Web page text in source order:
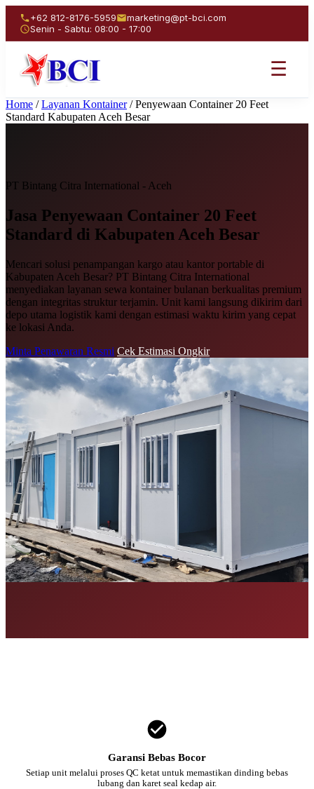
+62 812-8176-5959
marketing@pt-bci.com
Senin - Sabtu: 08:00 - 17:00
☰
Home / Layanan Kontainer / Penyewaan Container 20 Feet
Standard Kabupaten Aceh Besar
PT Bintang Citra International - Aceh
Jasa Penyewaan Container 20 Feet
Standard di Kabupaten Aceh Besar
Mencari solusi penampangan kargo atau kantor portable di
Kabupaten Aceh Besar? PT Bintang Citra International
menyediakan layanan sewa kontainer bulanan berkualitas premium
dengan integritas struktur terjamin. Unit kami langsung dikirim dari
depo utama logistik kami dengan estimasi waktu kirim yang cepat
ke lokasi Anda.
Minta Penawaran Resmi Cek Estimasi Ongkir
Garansi Bebas Bocor
Setiap unit melalui proses QC ketat untuk memastikan dinding bebas
lubang dan karet seal kedap air.